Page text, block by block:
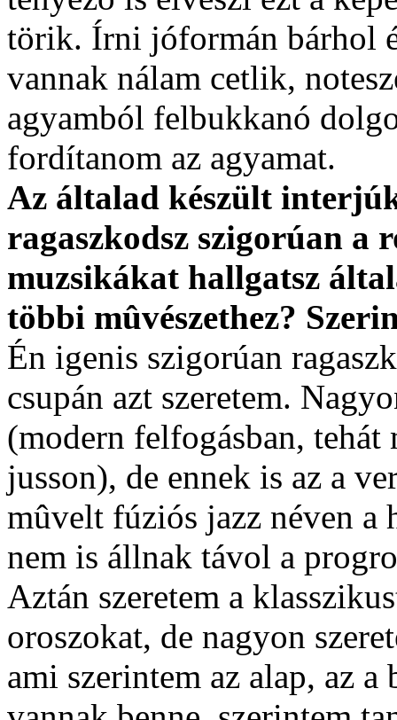
törik. Írni jóformán bárhol
vannak nálam cetlik,
agyamból felbukkanó
fordítanom az agyamat.
Az általad készült
ragaszkodsz szigorúan a
muzsikákat hallgatsz
többi mûvészethez?
Én igenis szigorúan
csupán azt szeretem.
(modern felfogásban, tehát
jusson), de ennek is az a
mûvelt fúziós jazz néven a
nem is állnak távol a
Aztán szeretem a
oroszokat, de nagyon
ami szerintem az alap, az